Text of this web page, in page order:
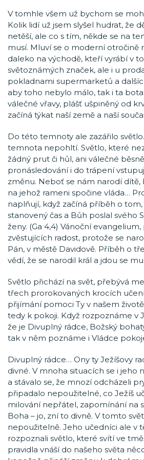
V tomhle všem už bychom se
Kolik lidí už jsem slyšel hudrat, že
netěší, ale co s tím, někde se na
musí. Mluví se o moderní otročině
daleko na východě, kteří vyrábí v
světoznámých značek, ale i u
pokladnami supermarketů a
aby toho nebylo málo, tak i ta
válečné vřavy, plášť ušpiněný od
začíná týkat naší země a naší
Do této temnoty ale zazářilo
temnota nepohltí. Světlo, které
žádný prut či hůl, ani válečné
pronásledování i do trápení
změnu. Neboť se nám narodí dítě,
na jehož rameni spočine vláda…
naplňují, když začíná příběh o
stanovený čas a Bůh poslal svého
ženy. (Ga 4,4) Vánoční
zvěstujících radost, protože se
Pán, v městě Davidově. Příběh o
vědí, že se narodil král a jdou se
Světlo přichází na svět, přebývá
třech prorokovaných krocích
přijímání pomoci Ty v našem
tedy k pokoji. Když rozpoznáme v
že je Divuplný rádce, Božský
tak v něm poznáme i Vládce
Divuplný rádce… Ony ty Ježíšovy
divné. V mnoha situacích se i jeho
a stávalo se, že mnozí odcházeli
připadalo nepoužitelné, co Ježíš
milování nepřátel, zapomínání na
Boha – jo, zní to divně. V tomto
nepoužitelně. Jeho učedníci ale v
rozpoznali světlo, které svítí ve
pravidla vnáší do našeho světa